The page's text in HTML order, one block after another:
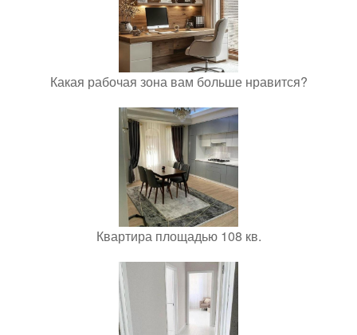
Какая рабочая зона вам больше нравится?
Квартира площадью 108 кв.